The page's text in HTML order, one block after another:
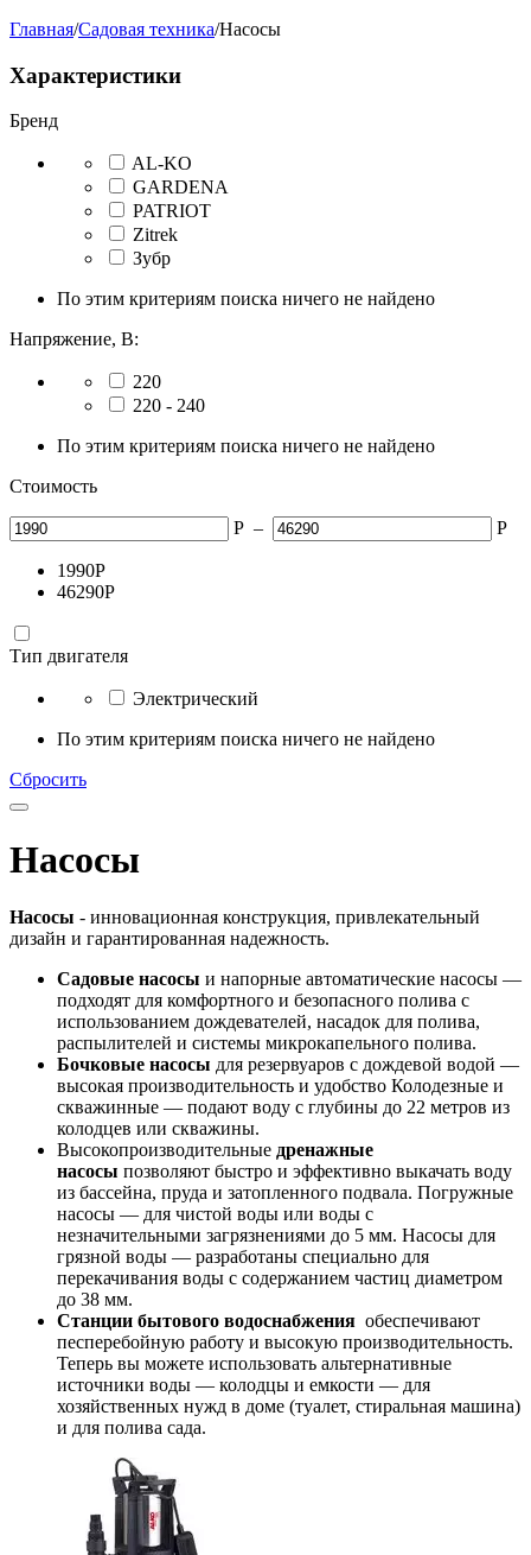
Главная/Садовая техника/Насосы
Характеристики
Бренд
AL-KO
GARDENA
PATRIOT
Zitrek
Зубр
По этим критериям поиска ничего не найдено
Напряжение, В:
220
220 - 240
По этим критериям поиска ничего не найдено
Стоимость
Р – Р
1990Р
46290Р
Тип двигателя
Электрический
По этим критериям поиска ничего не найдено
Сбросить
Насосы
Насосы - инновационная конструкция, привлекательный
дизайн и гарантированная надежность.
Садовые насосы и напорные автоматические насосы —
подходят для комфортного и безопасного полива с
использованием дождевателей, насадок для полива,
распылителей и системы микрокапельного полива.
Бочковые насосы для резервуаров с дождевой водой —
высокая производительность и удобство Колодезные и
скважинные — подают воду с глубины до 22 метров из
колодцев или скважины.
Высокопроизводительные дренажные
насосы позволяют быстро и эффективно выкачать воду
из бассейна, пруда и затопленного подвала. Погружные
насосы — для чистой воды или воды с
незначительными загрязнениями до 5 мм. Насосы для
грязной воды — разработаны специально для
перекачивания воды с содержанием частиц диаметром
до 38 мм.
Станции бытового водоснабжения обеспечивают
песперебойную работу и высокую производительность.
Теперь вы можете использовать альтернативные
источники воды — колодцы и емкости — для
хозяйственных нужд в доме (туалет, стиральная машина)
и для полива сада.